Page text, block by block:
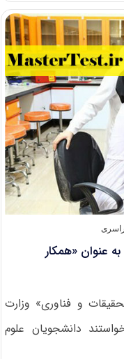
عنوان «همکار
و فناوری» وزارت
دانشجویان علوم